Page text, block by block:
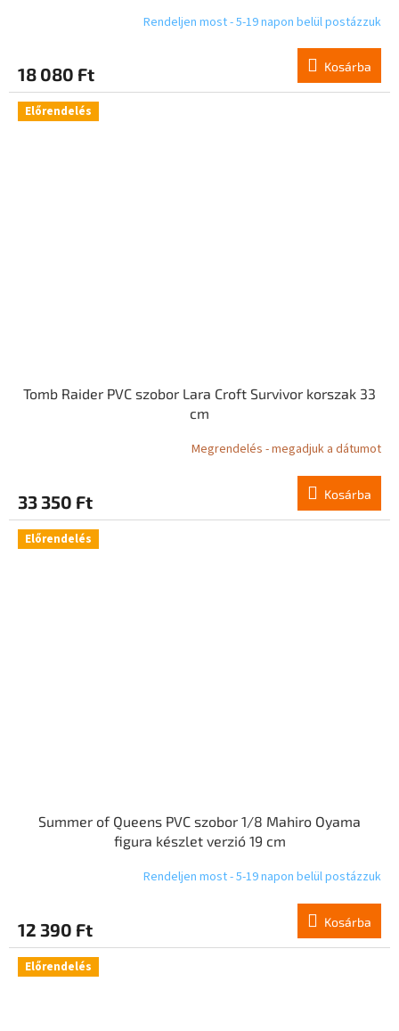
Rendeljen most - 5-19 napon belül postázzuk
18 080 Ft Kosárba
Előrendelés
Tomb Raider PVC szobor Lara Croft Survivor korszak 33
cm
Megrendelés - megadjuk a dátumot
33 350 Ft Kosárba
Előrendelés
Summer of Queens PVC szobor 1/8 Mahiro Oyama
figura készlet verzió 19 cm
Rendeljen most - 5-19 napon belül postázzuk
12 390 Ft Kosárba
Előrendelés